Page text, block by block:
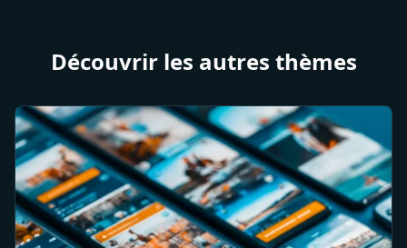
Découvrir les autres thèmes